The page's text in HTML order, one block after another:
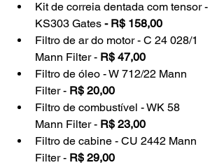
Kit de correia dentada com tensor -
KS303 Gates - R$ 158,00
Filtro de ar do motor - C 24 028/1
Mann Filter - R$ 47,00
Filtro de óleo - W 712/22 Mann
Filter - R$ 20,00
Filtro de combustível - WK 58
Mann Filter - R$ 23,00
Filtro de cabine - CU 2442 Mann
Filter - R$ 29,00